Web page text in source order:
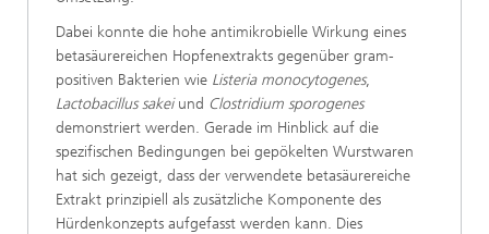
Dabei konnte die hohe antimikrobielle Wirkung eines
betasäurereichen Hopfenextrakts gegenüber gram-
positiven Bakterien wie Listeria monocytogenes,
Lactobacillus sakeiund Clostridium sporogenes
demonstriert werden. Gerade im Hinblick auf die
spezifischen Bedingungen bei gepökelten Wurstwaren
hat sich gezeigt, dass der verwendete betasäurereiche
Extrakt prinzipiell als zusätzliche Komponente des
Hürdenkonzepts aufgefasst werden kann. Dies